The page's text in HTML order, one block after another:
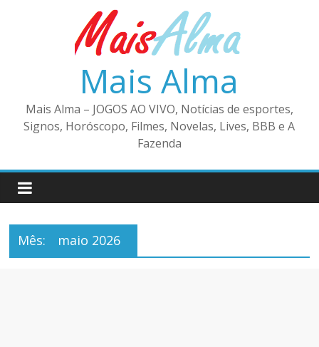
Mais Alma
Mais Alma – JOGOS AO VIVO, Notícias de esportes,
Signos, Horóscopo, Filmes, Novelas, Lives, BBB e A
Fazenda
Mês: maio 2026